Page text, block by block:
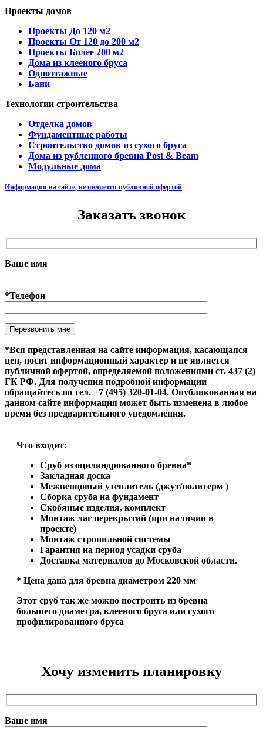
Проекты домов
Проекты До 120 м2
Проекты От 120 до 200 м2
Проекты Более 200 м2
Дома из клееного бруса
Одноэтажные
Бани
Технологии строительства
Отделка домов
Фундаментные работы
Строительство домов из сухого бруса
Дома из рубленного бревна Post & Beam
Модульные дома
Информация на сайте, не является публичной офертой
Заказать звонок
Ваше имя
*Телефон
Оставьте это поле пустым.
*Вся представленная на сайте информация, касающаяся
цен, носит информационный характер и не является
публичной офертой, определяемой положениями ст. 437 (2)
ГК РФ. Для получения подробной информации
обращайтесь по тел. +7 (495) 320-01-04. Опубликованная на
данном сайте информация может быть изменена в любое
время без предварительного уведомления.
Что входит:
Сруб из оцилиндрованного бревна*
Закладная доска
Межвенцовый утеплитель (джут/политерм )
Сборка сруба на фундамент
Скобяные изделия, комплект
Монтаж лаг перекрытий (при наличии в
проекте)
Монтаж стропильной системы
Гарантия на период усадки сруба
Доставка материалов до Московской области.
* Цена дана для бревна диаметром 220 мм
Этот сруб так же можно построить из бревна
большего диаметра, клееного бруса или сухого
профилированного бруса
Хочу изменить планировку
Ваше имя